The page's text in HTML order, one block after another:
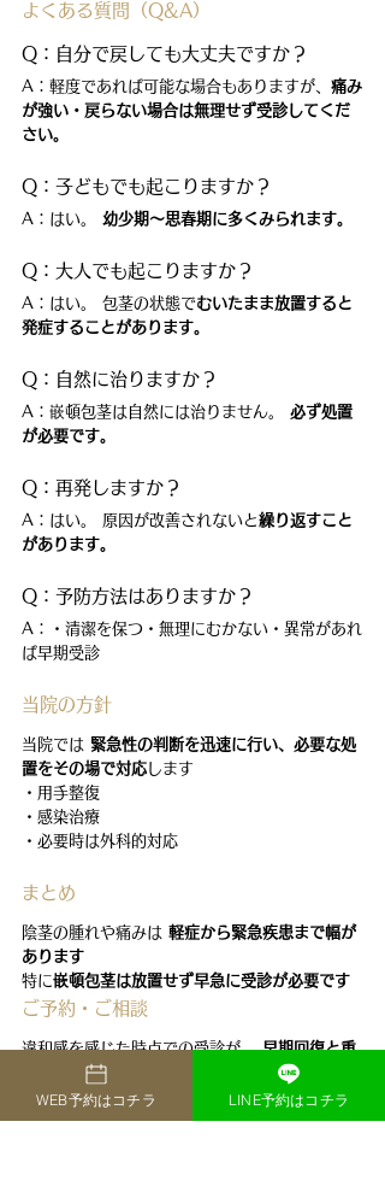
よくある質問（Q&A）
Q：自分で戻しても大丈夫ですか？
A：軽度であれば可能な場合もありますが、 痛み
が強い・戻らない場合は無理せず受診してくだ
さい。
Q：子どもでも起こりますか？
A：はい。 幼少期〜思春期に多くみられます。
Q：大人でも起こりますか？
A：はい。 包茎の状態でむいたまま放置すると
発症することがあります。
Q：自然に治りますか？
A：嵌頓包茎は自然には治りません。 必ず処置
が必要です。
Q：再発しますか？
A：はい。 原因が改善されないと繰り返すこと
があります。
Q：予防方法はありますか？
A：・清潔を保つ・無理にむかない・異常があれ
ば早期受診
当院の方針
当院では 緊急性の判断を迅速に行い、必要な処
置をその場で対応します
・用手整復
・感染治療
・必要時は外科的対応
まとめ
陰茎の腫れや痛みは 軽症から緊急疾患まで幅が
あります
特に嵌頓包茎は放置せず早急に受診が必要です
ご予約・ご相談
違和感を感じた時点での受診が、 早期回復と重
症化予防につながります
お気軽にご相談ください。
WEB予約はコチラ LINE予約はコチラ